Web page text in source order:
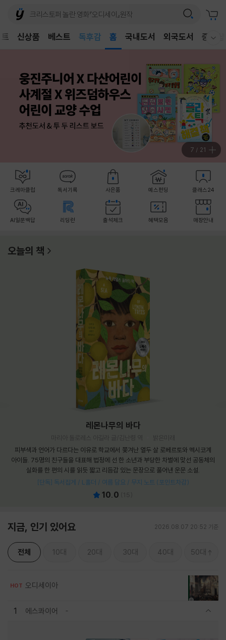
신상품 베스트 독후감 홈 국내도서 외국도서 중고샵
8 / 21
크레마클럽 독서기록 사은품 예스펀딩 클래스24
AI일문백답 리딩런 출석체크 혜택모음 매장안내
오늘의 책
레몬나무의 바다
피부색과 언어가 다르다는 이유로 학교에서 쫓겨난 열두 살 로베르토와 멕시코계
아이들. 75명의 친구들을 대표해 법정에 선 한 소년과 부당한 차별에 맞선 공동체의
실화를 한 편의 시를 읽듯 짧고 리듬감 있는 문장으로 풀어낸 운문 소설.
[단독] 독서집게 / L홀더 / 여름 담요 / 무지 노트 (포인트차감)
10.0
지금, 인기 있어요 2026.08.07 20:52 기준
전체 10대 20대 30대 40대 50대
HOT 오디세이아
1 에스콰이어